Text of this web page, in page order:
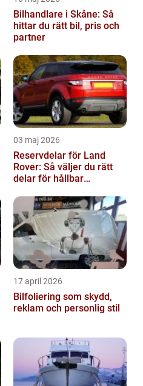
Bilhandlare i Skåne: Så
hittar du rätt bil, pris och
partner
03 maj 2026
Reservdelar för Land
Rover: Så väljer du rätt
delar för hållbar
17 april 2026
Bilfoliering som skydd,
reklam och personlig stil